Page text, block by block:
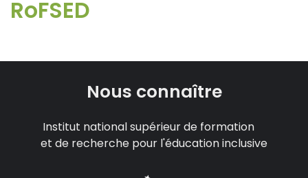
RoFSED
Nous connaître
Institut national supérieur de formation
et de recherche pour l'éducation inclusive